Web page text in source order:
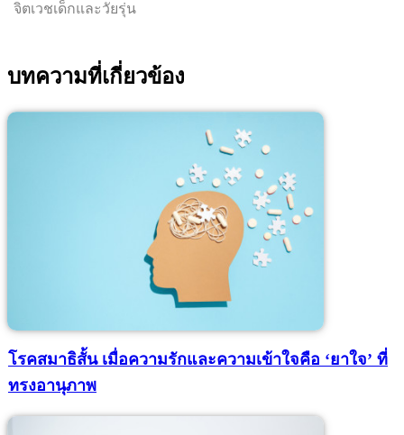
จิตเวชเด็กและวัยรุ่น
บทความที่เกี่ยวข้อง
โรคสมาธิสั้น เมื่อความรักและความเข้าใจคือ ‘ยาใจ’ ที่
ทรงอานุภาพ